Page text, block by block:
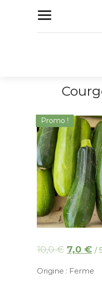
Promo !
10,0€ 7,0 € /
Origine : Ferme